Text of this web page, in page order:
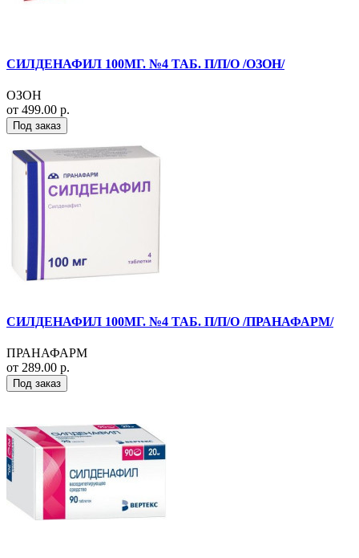
СИЛДЕНАФИЛ 100МГ. №4 ТАБ. П/П/О /ОЗОН/
ОЗОН
от 499.00 р.
Под заказ
СИЛДЕНАФИЛ 100МГ. №4 ТАБ. П/П/О /ПРАНАФАРМ/
ПРАНАФАРМ
от 289.00 р.
Под заказ